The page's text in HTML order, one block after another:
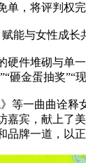
单，将评判权
能与女性成长
堆砌与单一
砸金蛋抽奖
一曲曲诠释
嘉宾，献上了
品牌一道，以